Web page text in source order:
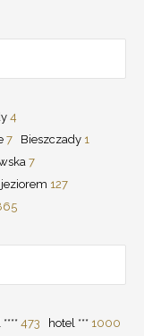
4
7 Bieszczady 1
7
127
473 hotel *** 1000